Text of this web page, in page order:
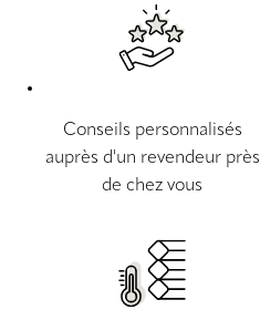
Conseils personnalisés
auprès d'un revendeur près
de chez vous